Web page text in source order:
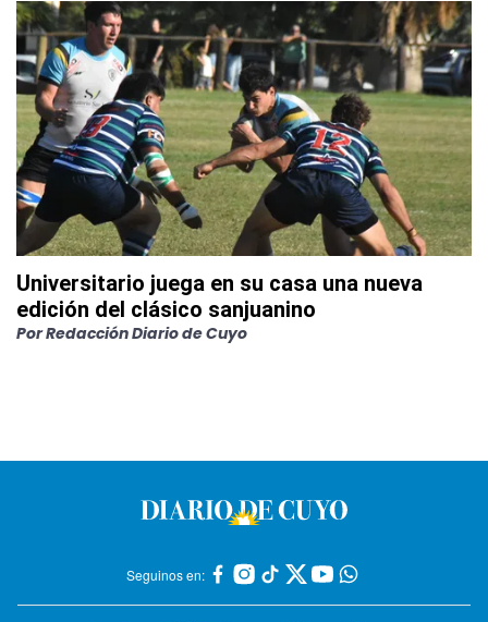
Universitario juega en su casa una nueva
edición del clásico sanjuanino
PorRedacción Diario de Cuyo
Seguinos en: